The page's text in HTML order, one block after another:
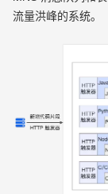
流量洪峰的系统。